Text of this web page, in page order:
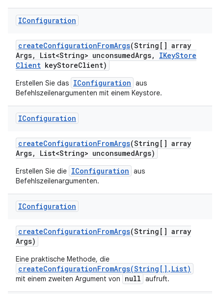
IConfiguration
createConfigurationFromArgs(String[] array
Args, List<String> unconsumedArgs, IKeyStore
Client keyStoreClient)
Erstellen Sie das IConfiguration aus
Befehlszeilenargumenten mit einem Keystore.
IConfiguration
createConfigurationFromArgs(String[] array
Args, List<String> unconsumedArgs)
Erstellen Sie die IConfiguration aus
Befehlszeilenargumenten.
IConfiguration
createConfigurationFromArgs(String[] array
Args)
Eine praktische Methode, die
createConfigurationFromArgs(String[],List)
mit einem zweiten Argument von null aufruft.